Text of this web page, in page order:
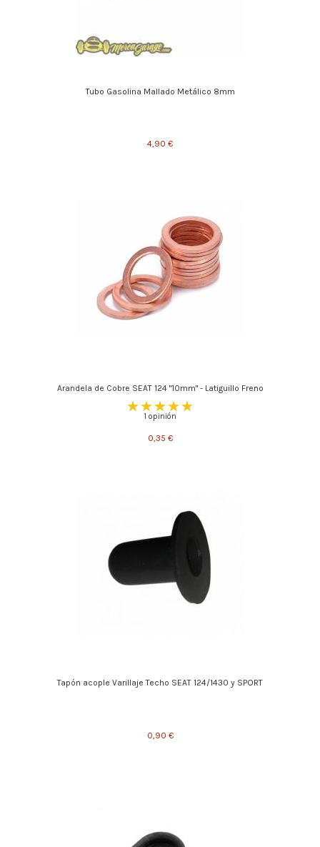
Tubo Gasolina Mallado Metálico 8mm
4,90 €
Arandela de Cobre SEAT 124 "10mm" - Latiguillo Freno
1 opinión
0,35 €
Tapón acople Varillaje Techo SEAT 124/1430 y SPORT
0,90 €